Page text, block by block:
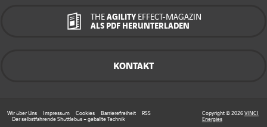
THE AGILITY EFFECT-MAGAZIN
ALS PDF HERUNTERLADEN
KONTAKT
Wir über Uns Impressum Cookies Barrierefreiheit
RSS
Der selbstfahrende Shuttlebus – geballte Technik
Copyright © 2026 VINCI
Energies